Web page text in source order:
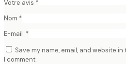
Votre avis *
Nom *
E-mail *
Save my name, email, and website
I comment.